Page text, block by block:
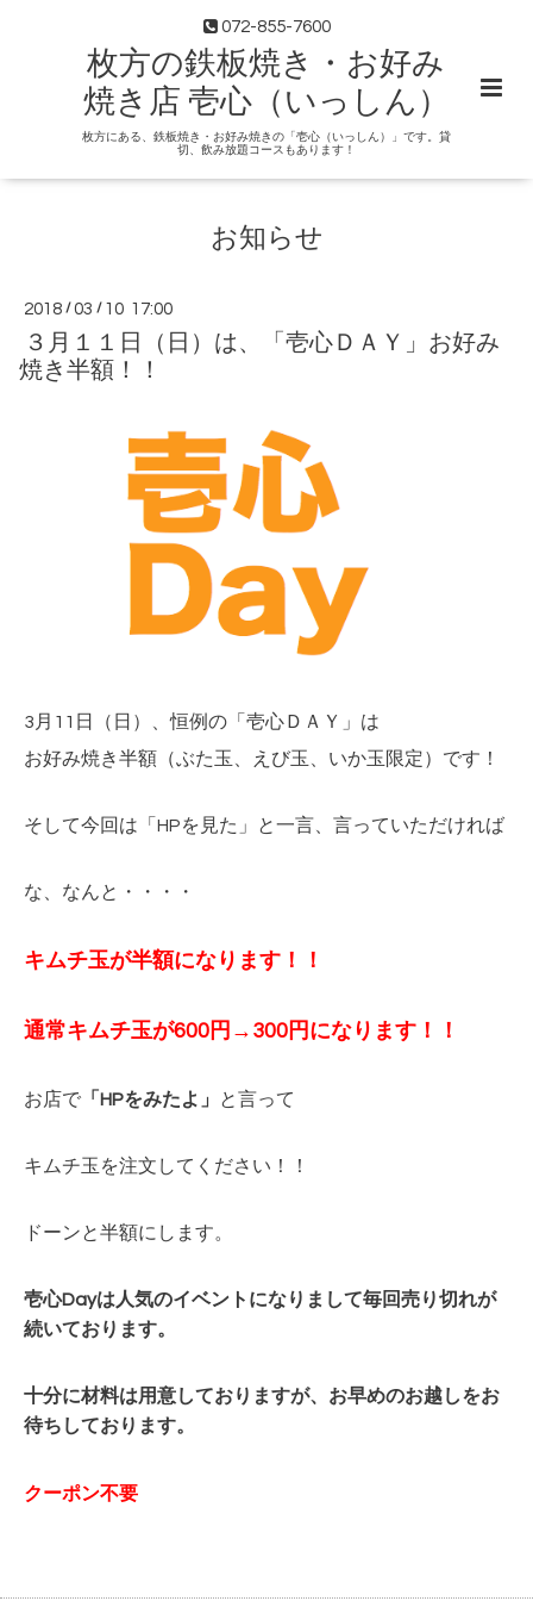
072-855-7600
枚方の鉄板焼き・お好み
焼き店 壱心（いっしん）
枚方にある、鉄板焼き・お好み焼きの「壱心（いっしん）」です。貸
切、飲み放題コースもあります！
お知らせ
2018 /03 / 10 17:00
３月１１日（日）は、「壱心ＤＡＹ」お好み
焼き半額！！
3月11日（日）、恒例の「壱心ＤＡＹ」は
お好み焼き半額（ぶた玉、えび玉、いか玉限定）です！
そして今回は「HPを見た」と一言、言っていただければ
な、なんと・・・・
キムチ玉が半額になります！！
通常キムチ玉が600円→300円 になります！！
お店で 「HPをみたよ」 と言って
キムチ玉を注文してください！！
ドーンと半額にします。
壱心Dayは人気のイベントになりまして毎回売り切れが
続いております。
十分に材料は用意しておりますが、お早めのお越しをお
待ちしております。
クーポン不要